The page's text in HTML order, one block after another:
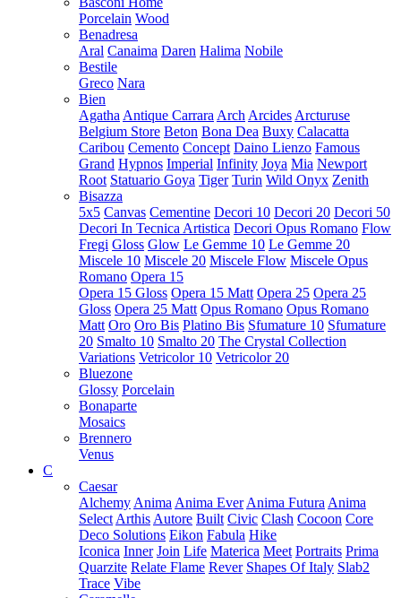
Porcelain Wood
Benadresa
Aral Canaima Daren Halima Nobile
Bestile
Greco Nara
Bien
Agatha Antique Carrara Arch Arcides Arcturuse
Belgium Store Beton Bona Dea Buxy Calacatta
Caribou Cemento Concept Daino Lienzo Famous
Grand Hypnos Imperial Infinity Joya Mia Newport
Root Statuario Goya Tiger Turin Wild Onyx Zenith
Bisazza
5x5 Canvas Cementine Decori 10 Decori 20 Decori 50
Decori In Tecnica Artistica Decori Opus Romano Flow
Fregi Gloss Glow Le Gemme 10 Le Gemme 20
Miscele 10 Miscele 20 Miscele Flow Miscele Opus
Romano Opera 15
Opera 15 Gloss Opera 15 Matt Opera 25 Opera 25
Gloss Opera 25 Matt Opus Romano Opus Romano
Matt Oro Oro Bis Platino Bis Sfumature 10 Sfumature
20 Smalto 10 Smalto 20 The Crystal Collection
Variations Vetricolor 10 Vetricolor 20
Bluezone
Glossy Porcelain
Bonaparte
Mosaics
Brennero
Venus
C
Caesar
Alchemy Anima Anima Ever Anima Futura Anima
Select Arthis Autore Built Civic Clash Cocoon Core
Deco Solutions Eikon Fabula Hike
Iconica Inner Join Life Materica Meet Portraits Prima
Quarzite Relate Flame Rever Shapes Of Italy Slab2
Trace Vibe